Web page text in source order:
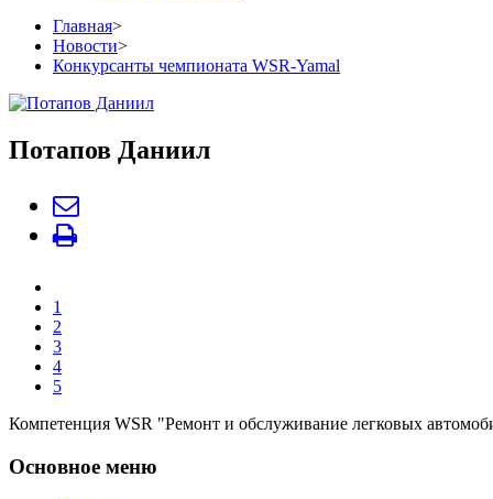
Главная>
Новости>
Конкурсанты чемпионата WSR-Yamal
Потапов Даниил
1
2
3
4
5
Компетенция WSR "Ремонт и обслуживание легковых
Основное меню